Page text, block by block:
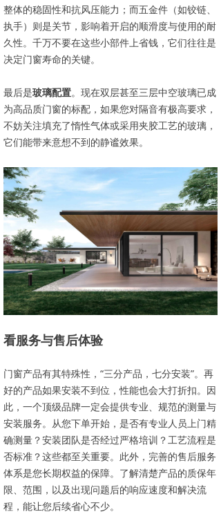
整体的稳固性和抗风压能力；而五金件（如铰链、
执手）则是关节，影响着开启的顺滑度与使用的耐
久性。千万不要在这些小部件上省钱，它们往往是
决定门窗寿命的关键。
最后是玻璃配置。现在双层甚至三层中空玻璃已成
为高品质门窗的标配，如果您对隔音有极高要求，
不妨关注填充了惰性气体或采用夹胶工艺的玻璃，
它们能带来意想不到的静谧效果。
看服务与售后体验
门窗产品有其特殊性，“三分产品，七分安装”。再
好的产品如果安装不到位，性能也会大打折扣。因
此，一个顶级品牌一定会提供专业、规范的测量与
安装服务。从您下单开始，是否有专业人员上门精
确测量？安装团队是否经过严格培训？工艺流程是
否标准？这些都至关重要。此外，完善的售后服务
体系是您长期权益的保障。了解清楚产品的质保年
限、范围，以及出现问题后的响应速度和解决流
程，能让您后续省心不少。